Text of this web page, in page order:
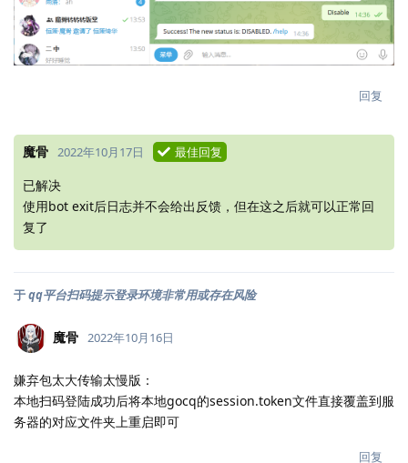
回复
魔骨 2022年10月17日 最佳回复
已解决
使用bot exit后日志并不会给出反馈，但在这之后就可以正常回
复了
于qq平台扫码提示登录环境非常用或存在风险
魔骨 2022年10月16日
嫌弃包太大传输太慢版：
本地扫码登陆成功后将本地gocq的session.token文件直接覆盖到服
务器的对应文件夹上重启即可
回复